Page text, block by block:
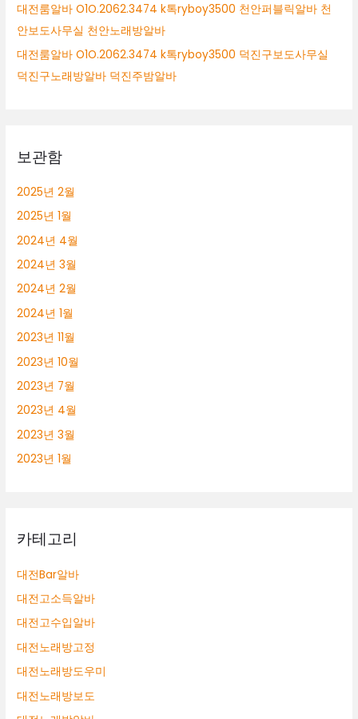
바
구
미
룸
바
대전룸알바 O1O.2062.3474 k톡ryboy3500 천안퍼블릭알바 천
안보도사무실 천안노래방알바
대전룸알바 O1O.2062.3474 k톡ryboy3500 덕진구보도사무실
덕진구노래방알바 덕진주밤알바
보관함
2025년 2월
2025년 1월
2024년 4월
2024년 3월
2024년 2월
2024년 1월
2023년 11월
2023년 10월
2023년 7월
2023년 4월
2023년 3월
2023년 1월
카테고리
대전Bar알바
대전고소득알바
대전고수입알바
대전노래방고정
대전노래방도우미
대전노래방보도